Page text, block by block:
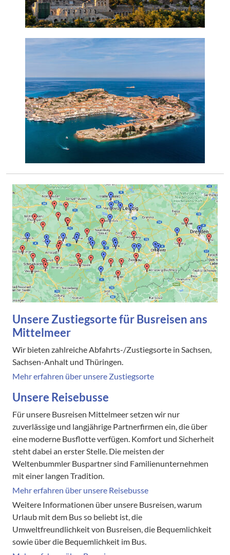
Unsere Zustiegsorte für Busreisen ans
Mittelmeer
Wir bieten zahlreiche Abfahrts-/Zustiegsorte in Sachsen,
Sachsen-Anhalt und Thüringen.
Mehr erfahren über unsere Zustiegsorte
Unsere Reisebusse
Für unsere Busreisen Mittelmeer setzen wir nur
zuverlässige und langjährige Partnerfirmen ein, die über
eine moderne Busflotte verfügen. Komfort und Sicherheit
steht dabei an erster Stelle. Die meisten der
Weltenbummler Buspartner sind Familienunternehmen
mit einer langen Tradition.
Mehr erfahren über unsere Reisebusse
Weitere Informationen über unsere Busreisen, warum
Urlaub mit dem Bus so beliebt ist, die
Umweltfreundlichkeit von Busreisen, die Bequemlichkeit
sowie über die Bequemlichkeit im Bus.